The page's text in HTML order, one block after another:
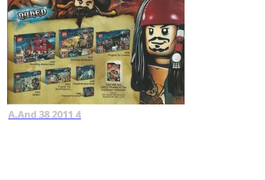
A.And 38 2011 4